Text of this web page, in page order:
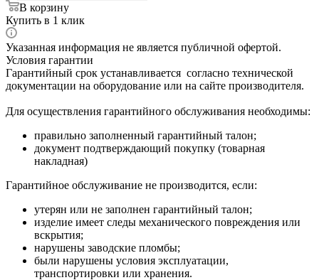
В корзину
Купить в 1 клик
Указанная информация не является публичной офертой.
Условия гарантии
Гарантийный срок устанавливается согласно технической
документации на оборудование или на сайте производителя.
Для осуществления гарантийного обслуживания необходимы:
правильно заполненный гарантийный талон;
документ подтверждающий покупку (товарная
накладная)
Гарантийное обслуживание не производится, если:
утерян или не заполнен гарантийный талон;
изделие имеет следы механического повреждения или
вскрытия;
нарушены заводские пломбы;
были нарушены условия эксплуатации,
транспортировки или хранения.